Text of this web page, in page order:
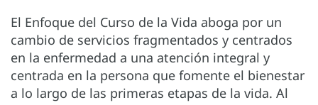
El Enfoque del Curso de la Vida aboga por un
cambio de servicios fragmentados y centrados
en la enfermedad a una atención integral y
centrada en la persona que fomente el bienestar
a lo largo de las primeras etapas de la vida. Al